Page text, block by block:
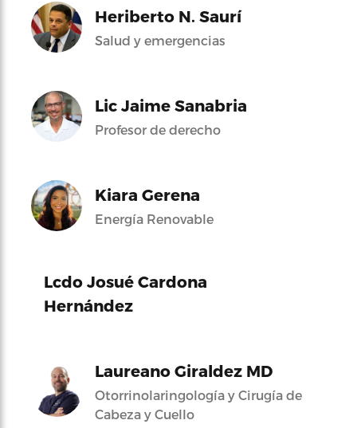
Heriberto N. Saurí
Salud y emergencias
Lic Jaime Sanabria
Profesor de derecho
Kiara Gerena
Energía Renovable
Lcdo Josué Cardona
Hernández
Laureano Giraldez MD
Otorrinolaringología y Cirugía de
Cabeza y Cuello